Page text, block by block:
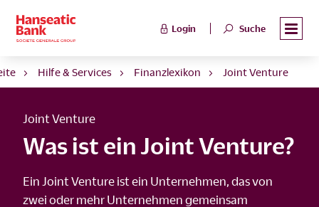
Login Suche
Hilfe & Services Finanzlexikon Joint Venture
Joint Venture
Was ist ein Joint Venture?
Ein Joint Venture ist ein Unternehmen, das von
zwei oder mehr Unternehmen gemeinsam